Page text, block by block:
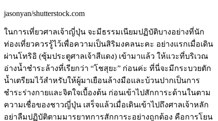
jasonyan/shutterstock.com
ในการเที่ยวศาลเจ้าญี่ปุ่น จะมีธรรมเนียมปฏิบัติบางอย่างที่นัก
ท่องเที่ยวควรรู้ไว้เพื่อความเป็นสิริมงคลนะคะ อย่างแรกเมื่อเดิน
ผ่านโทริอิ (ซุ้มประตูศาลเจ้าสีแดง) เข้ามาแล้ว ให้แวะที่บริเวณ
อ่างน้ำชำระล้างที่เรียกว่า “โชสุยะ” ก่อนค่ะ ที่นี่จะมีกระบวยตัก
น้ำเตรียมไว้สำหรับให้ผู้มาเยือนล้างมือและบ้วนปากเป็นการ
ชำระร่างกายและจิตใจเบื้องต้น ก่อนเข้าไปสักการะด้านในตาม
ความเชื่อของชาวญี่ปุ่น เสร็จแล้วเมื่อเดินเข้าไปถึงศาลเจ้าหลัก
อย่าลืมปฏิบัติตามมารยาทการสักการะอย่างถูกต้อง คือการโยน